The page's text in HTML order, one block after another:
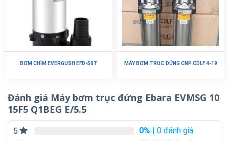
BƠM CHÌM EVERGUSH EFD-50T MÁY BƠM TRỤC ĐỨNG CNP CDLF 4-19
Đánh giá Máy bơm trục đứng Ebara EVMSG 10
15F5 Q1BEG E/5.5
5 0% | 0 đánh giá